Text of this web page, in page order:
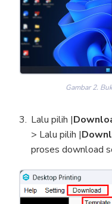
Gambar 2.
Lalu pilih |
> Lalu pilih |
proses download